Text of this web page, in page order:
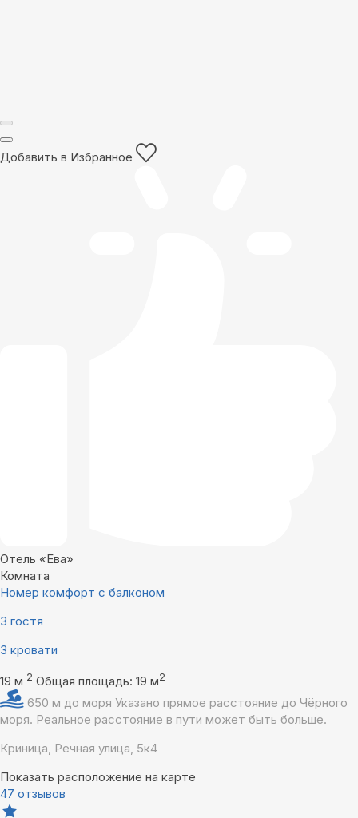
Добавить в Избранное
Отель «Ева»
Комната
Номер комфорт с балконом
3 гостя
3 кровати
19 м 2 Общая площадь: 19 м2
650 м до моря Указано прямое расстояние до Чёрного
моря. Реальное расстояние в пути может быть больше.
Криница, Речная улица, 5к4
Показать расположение на карте
47 отзывов